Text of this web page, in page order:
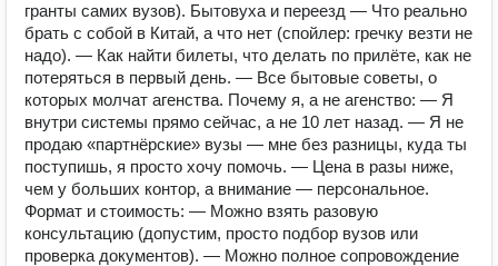
гранты самих вузов). Бытовуха и переезд — Что реально
брать с собой в Китай, а что нет (спойлер: гречку везти не
надо). — Как найти билеты, что делать по прилёте, как не
потеряться в первый день. — Все бытовые советы, о
которых молчат агенства. Почему я, а не агенство: — Я
внутри системы прямо сейчас, а не 10 лет назад. — Я не
продаю «партнёрские» вузы — мне без разницы, куда ты
поступишь, я просто хочу помочь. — Цена в разы ниже,
чем у больших контор, а внимание — персональное.
Формат и стоимость: — Можно взять разовую
консультацию (допустим, просто подбор вузов или
проверка документов). — Можно полное сопровождение